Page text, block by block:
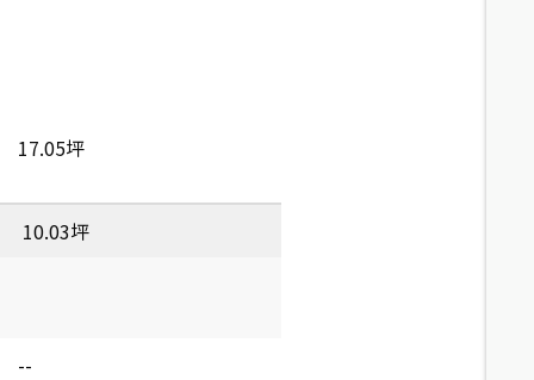
17.05坪
10.03坪
--